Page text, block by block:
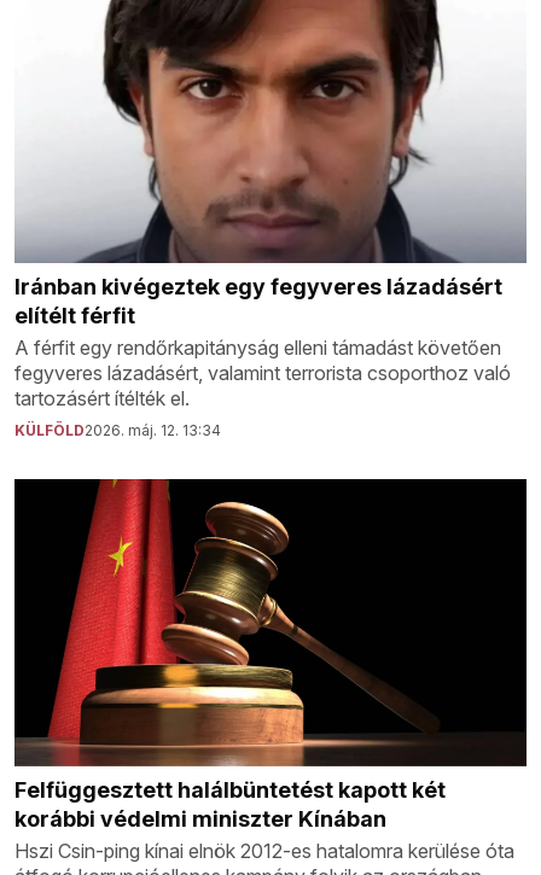
Iránban kivégeztek egy fegyveres lázadásért
elítélt férfit
A férfit egy rendőrkapitányság elleni támadást követően
fegyveres lázadásért, valamint terrorista csoporthoz való
tartozásért ítélték el.
KÜLFÖLD2026. máj. 12. 13:34
Felfüggesztett halálbüntetést kapott két
korábbi védelmi miniszter Kínában
Hszi Csin-ping kínai elnök 2012-es hatalomra kerülése óta